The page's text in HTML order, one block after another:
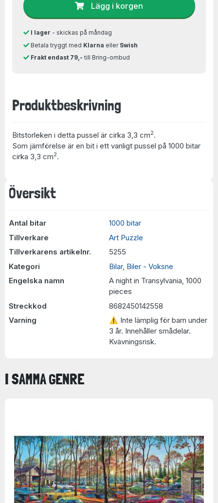
Översikt
Antal bitar
1000 bitar
Tillverkare
Art Puzzle
Tillverkarens artikelnr.
5255
Kategori
Bilar, Biler - Voksne
Engelska namn
A night in Transylvania, 1000
pieces
Streckkod
8682450142558
Varning
⚠ Inte lämplig för barn under
3 år. Innehåller smådelar.
Kvävningsrisk.
Lägg i korgen
I lager - skickas på måndag
Betala tryggt med Klarna eller Swish
Frakt endast 79,- till Bring-ombud
Produktbeskrivning
Bitstorleken i detta pussel är cirka 3,3 cm2.
Som jämförelse är en bit i ett vanligt pussel på 1000 bitar
cirka 3,3 cm2.
I SAMMA GENRE